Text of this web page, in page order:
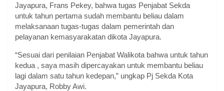
Jayapura, Frans Pekey, bahwa tugas Penjabat Sekda
untuk tahun pertama sudah membantu beliau dalam
melaksanaan tugas-tugas dalam pemerintah dan
pelayanan kemasyarakatan dikota Jayapura.
“Sesuai dari penilaian Penjabat Walikota bahwa untuk tahun
kedua , saya masih dipercayakan untuk membantu beliau
lagi dalam satu tahun kedepan,” ungkap Pj Sekda Kota
Jayapura, Robby Awi.